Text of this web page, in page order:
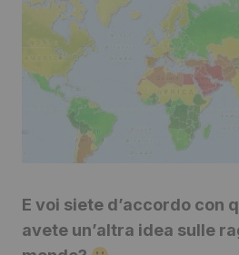
E voi siete d’accordo con
avete un’altra idea sulle